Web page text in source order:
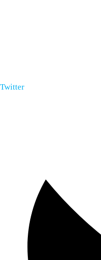
Twitter